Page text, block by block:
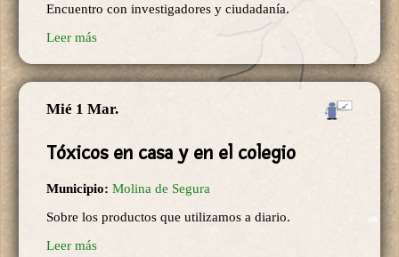
Encuentro con investigadores y ciudadanía.
Leer más
Mié 1 Mar.
Tóxicos en casa y en el colegio
Municipio: Molina de Segura
Sobre los productos que utilizamos a diario.
Leer más